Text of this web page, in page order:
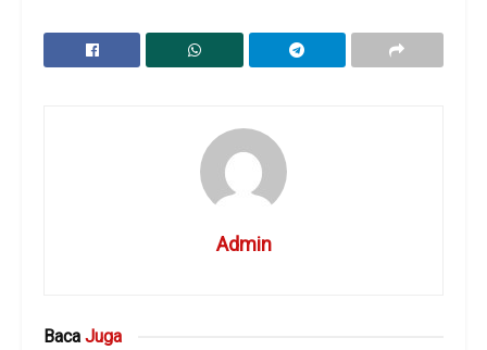
Admin
Baca Juga